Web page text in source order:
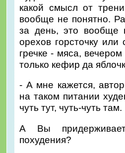
какой смысл от
вообще не понятно.
за день, это вообще
орехов горсточку
гречке - мяса,
только кефир да
- А мне кажется,
на таком питании
чуть тут, чуть-чуть там.
А Вы
похудения?